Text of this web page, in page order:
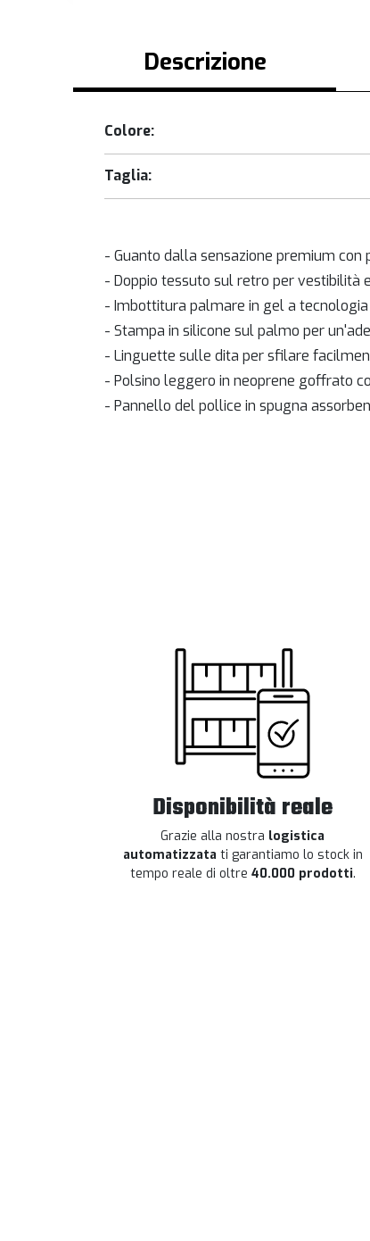
Descrizione
Colore:
Taglia:
- Guanto dalla sensazione premium
- Doppio tessuto sul retro per vestibilità
- Imbottitura palmare in gel a
- Stampa in silicone sul palmo per
- Linguette sulle dita per sfilare
- Polsino leggero in neoprene goffrato
- Pannello del pollice in spugna
Disponibilità reale
Grazie alla nostra logistica
automatizzata ti garantiamo lo stock in
tempo reale di oltre 40.000 prodotti.